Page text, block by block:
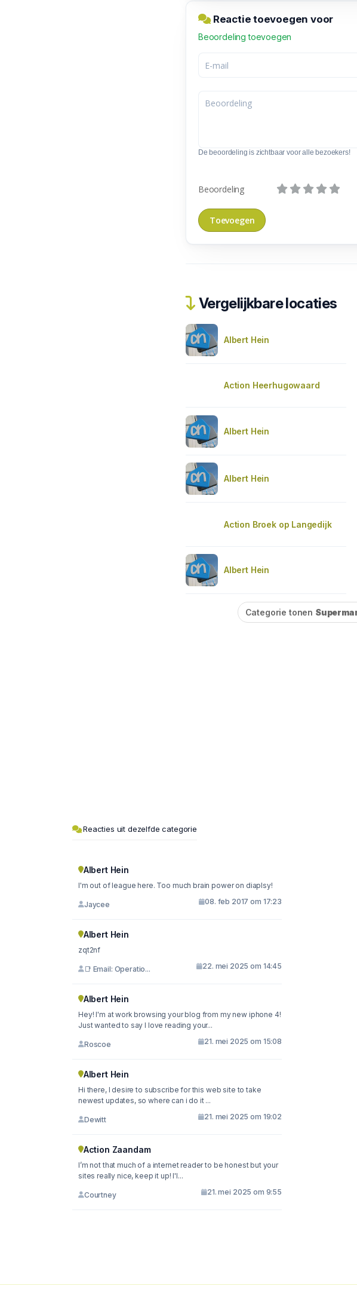
Reactie toevoegen voor
Beoordeling toevoegen
De beoordeling is zichtbaar voor alle bezoekers!
Beoordeling
Vergelijkbare locaties
Albert Hein
Action Heerhugowaard
Albert Hein
Albert Hein
Action Broek op Langedijk
Albert Hein
Categorie tonen
Reacties uit dezelfde categorie
Albert Hein
I'm out of league here. Too much brain power on diaplsy!
Jaycee 08. feb 2017 om 17:23
Albert Hein
zqt2nf
📑 Email: Operatio... 22. mei 2025 om 14:45
Albert Hein
Hey! I'm at work browsing your blog from my new iphone 4!
Just wanted to say I love reading your...
Roscoe 21. mei 2025 om 15:08
Albert Hein
Hi there, I desire to subscribe for this web site to take
newest updates, so where can i do it ...
Dewitt 21. mei 2025 om 19:02
Action Zaandam
I’m not that much of a internet reader to be honest but your
sites really nice, keep it up! I'l...
Courtney 21. mei 2025 om 9:55